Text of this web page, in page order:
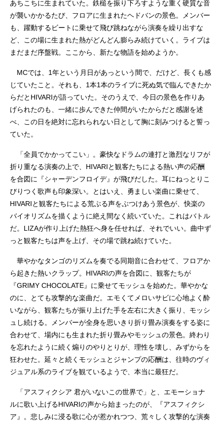
あちこちに生まれていた。鉄槌を振り下ろすような重く硬質な音
が襲いかかるたび、フロアに生まれたヘドバンの景色。メンバー
も、躍動するビートに乗せて飛び跳ねながら演奏を繰り出すな
ど、この場に生まれた熱がどんどん膨らみ続けていく。ライブは
まだまだ序盤戦。ここから、新たな物語を始めようか。
MCでは、1年という月日があっという間で、だけど、長くも感
じていたこと。それも、1本1本のライブに死ぬ気で臨んできたか
らだとHIVARIが語っていた。そのうえで、今日の景色を作りあ
げられたのも、一緒に歩んできた仲間がいたからだと感謝を述
べ、この日を絶対に忘れられない日として胸に刻みつけると誓っ
ていた。
「全員でかかってこい」。豪快なドラムの連打と激烈なリフが
折り重なる演奏の上で、HIVARIと観客たちによる熱い声の応酬
を合図に『シャーデンフロイデ』が飛びだした。耳にねっとりこ
びりつく歌声も印象深い。とはいえ、勇ましい楽曲に乗せて、
HIVARIと観客たちによる荒ぶる声をぶつけあう景色が、快楽の
バイオリズムを描くように絶え間なく続いていた。これはバトル
だ。LIZAが作り上げた熱狂へ身を任せれば、それでいい。曲中ず
っと観客たちは声を上げ、その場で跳ね続けていた。
華やかなタンゴのリズムを奏でる同期音に合わせて、フロアか
ら起きた熱いクラップ。HIVARIの声を合図に、観客たちが
『GRIMY CHOCOLATE』に乗せてモッシュを始めた。華やかな
のに、とても攻撃的な楽曲だ。エモくてメロいサビに心地よく酔
いながら、観客たちが振り上げた手を左右に大きく振り、モッシ
ュし続ける。メンバーが全身を思いきり折り畳み演奏をする姿に
合わせて、場内にも生まれた折り畳みやモッシュの景色。終わり
を忘れたように続く煽りのやりとりが、理性を壊し、みずからを
狂わせた。延々と続くモッシュとジャンプの応酬は、往時のヴィ
ジュアル系のライブを観ているようで、本当に最狂だ。
「アスフィクシア 君がいないこの世界で」と、エモーショナ
ルに歌い上げるHIVARIの声から始まったのが、『アスフィクシ
ア』。悲しみに浸る歌に心が惹かれつつ、荒々しく攻撃的な演奏